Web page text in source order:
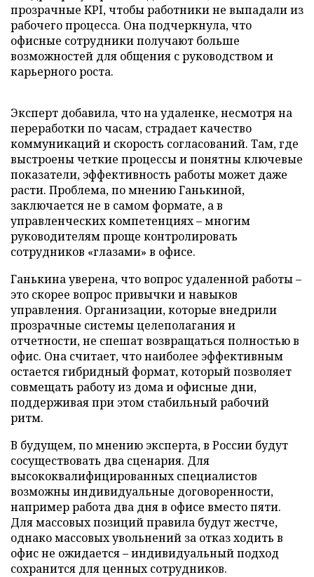
прозрачные KPI, чтобы работники не выпадали из
рабочего процесса. Она подчеркнула, что
офисные сотрудники получают больше
возможностей для общения с руководством и
карьерного роста.
Эксперт добавила, что на удаленке, несмотря на
переработки по часам, страдает качество
коммуникаций и скорость согласований. Там, где
выстроены четкие процессы и понятны ключевые
показатели, эффективность работы может даже
расти. Проблема, по мнению Ганькиной,
заключается не в самом формате, а в
управленческих компетенциях – многим
руководителям проще контролировать
сотрудников «глазами» в офисе.
Ганькина уверена, что вопрос удаленной работы –
это скорее вопрос привычки и навыков
управления. Организации, которые внедрили
прозрачные системы целеполагания и
отчетности, не спешат возвращаться полностью в
офис. Она считает, что наиболее эффективным
остается гибридный формат, который позволяет
совмещать работу из дома и офисные дни,
поддерживая при этом стабильный рабочий
ритм.
В будущем, по мнению эксперта, в России будут
сосуществовать два сценария. Для
высококвалифицированных специалистов
возможны индивидуальные договоренности,
например работа два дня в офисе вместо пяти.
Для массовых позиций правила будут жестче,
однако массовых увольнений за отказ ходить в
офис не ожидается – индивидуальный подход
сохранится для ценных сотрудников.